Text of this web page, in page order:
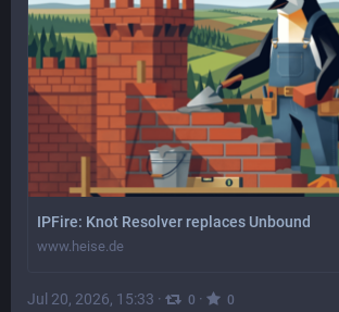
IPFire: Knot Resolver replaces Unbound
www.heise.de
Jul 20, 2026, 15:33 · 0 · 0